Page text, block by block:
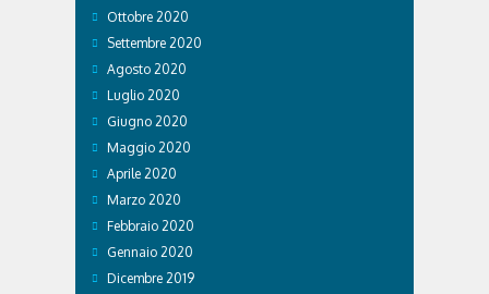
Ottobre 2020
Settembre 2020
Agosto 2020
Luglio 2020
Giugno 2020
Maggio 2020
Aprile 2020
Marzo 2020
Febbraio 2020
Gennaio 2020
Dicembre 2019